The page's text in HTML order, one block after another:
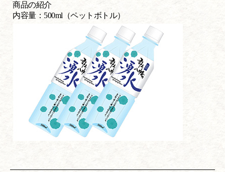
商品の紹介
内容量：500ml（ペットボトル）